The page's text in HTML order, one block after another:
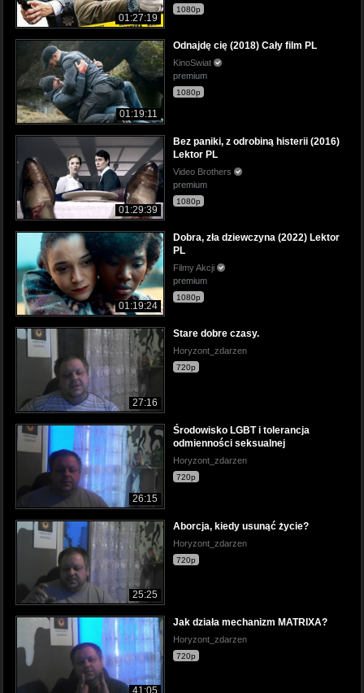
01:27:19
1080p
01:19:11
Odnajdę cię (2018) Cały film PL
KinoSwiat
premium
1080p
01:29:39
Bez paniki, z odrobiną histerii (2016)
Lektor PL
Video Brothers
premium
1080p
01:19:24
Dobra, zła dziewczyna (2022) Lektor
PL
Filmy Akcji
premium
1080p
27:16
Stare dobre czasy.
Horyzont_zdarzen
720p
26:15
Środowisko LGBT i tolerancja
odmienności seksualnej
Horyzont_zdarzen
720p
25:25
Aborcja, kiedy usunąć życie?
Horyzont_zdarzen
720p
41:05
Jak działa mechanizm MATRIXA?
Horyzont_zdarzen
720p